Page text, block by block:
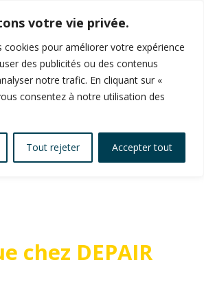
votre vie privée.
cookies pour améliorer votre expérience
des publicités ou des contenus
notre trafic. En cliquant sur «
consentez à notre utilisation des
Tout rejeter Accepter tout
chez DEPAIR